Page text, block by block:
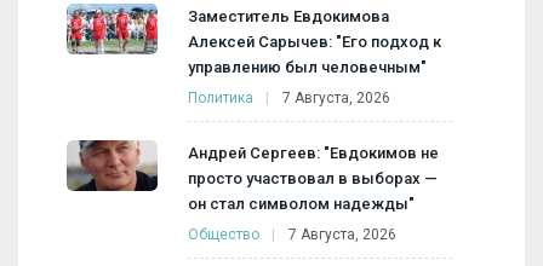
Заместитель Евдокимова
Алексей Сарычев: "Его подход к
управлению был человечным"
Политика 7 Августа, 2026
Андрей Сергеев: "Евдокимов не
просто участвовал в выборах —
он стал символом надежды"
Общество 7 Августа, 2026